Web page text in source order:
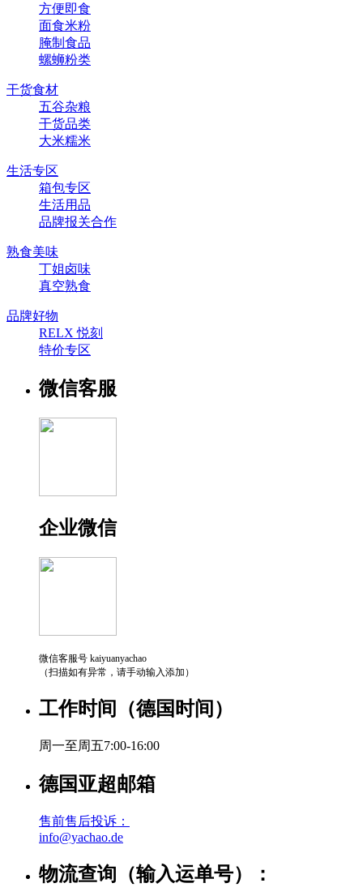
方便即食
面食米粉
腌制食品
螺蛳粉类
干货食材
五谷杂粮
干货品类
大米糯米
生活专区
箱包专区
生活用品
品牌报关合作
熟食美味
丁姐卤味
真空熟食
品牌好物
RELX 悦刻
特价专区
微信客服
企业微信
微信客服号 kaiyuanyachao
（扫描如有异常，请手动输入添加）
工作时间（德国时间）
周一至周五7:00-16:00
德国亚超邮箱
售前售后投诉：
info@yachao.de
物流查询（输入运单号）：